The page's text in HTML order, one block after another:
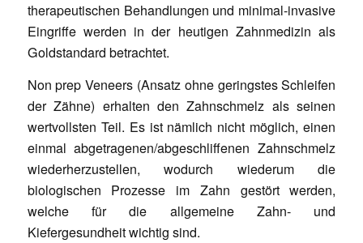
therapeutischen Behandlungen und minimal-invasive
Eingriffe werden in der heutigen Zahnmedizin als
Goldstandard betrachtet.
Non prep Veneers (Ansatz ohne geringstes Schleifen
der Zähne) erhalten den Zahnschmelz als seinen
wertvollsten Teil. Es ist nämlich nicht möglich, einen
einmal abgetragenen/abgeschliffenen Zahnschmelz
wiederherzustellen, wodurch wiederum die
biologischen Prozesse im Zahn gestört werden,
welche für die allgemeine Zahn- und
Kiefergesundheit wichtig sind.